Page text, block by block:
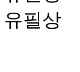
유필상